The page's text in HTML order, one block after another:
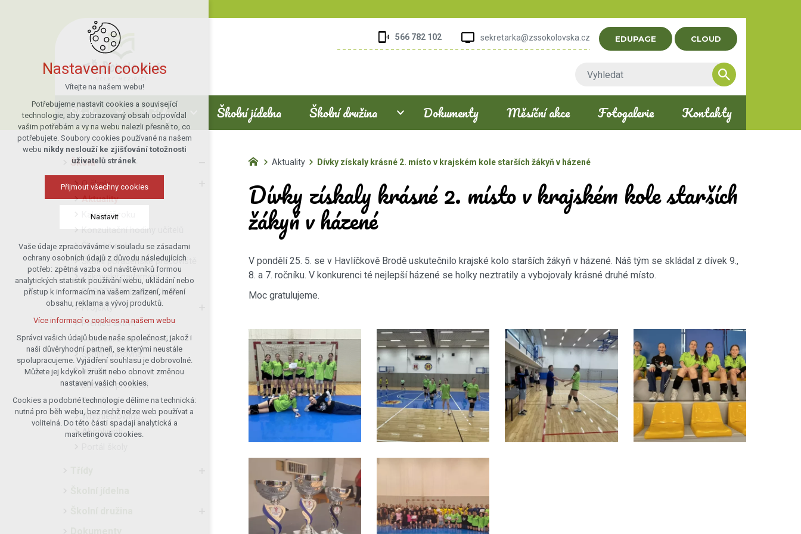
566 782 102 sekretarka@zssokolovska.cz EDUPAGE CLOUD
Škola Třídy Školní jídelna Školní družina Dokumenty Měsíční akce Fotogalerie Kontakty
Škola
O škole
Aktuality
Kalendář roku
Konzultační hodiny učitelů
Školská rada
Školní poradenské pracoviště
Žákovský parlament
ROBOTEL – Smart Class
Projekty
Přehled aktivit
Přijímací zkoušky na SŠ
Školní knihovna
Sport
Budoucí prvňáčci
Pronájmy
Whistleblowing
Absolventi
Aktuality Dívky získaly krásné 2. místo v krajském kole starších žákyň v házené
Dívky získaly krásné 2. místo v krajském kole starších
žákyň v házené
V pondělí 25. 5. se v Havlíčkově Brodě uskutečnilo krajské kolo starších žákyň v házené. Náš tým se skládal z dívek 9.,
8. a 7. ročníku. V konkurenci té nejlepší házené se holky neztratily a vybojovaly krásné druhé místo.
Moc gratulujeme.
Nastavení cookies
Vítejte na našem webu!
Potřebujeme nastavit cookies a související
technologie, aby zobrazovaný obsah odpovídal
vašim potřebám a vy na webu nalezli přesně to, co
potřebujete. Soubory cookies používané na našem
webu nikdy neslouží ke zjišťování totožnosti
uživatelů stránek.
Přijmout všechny cookies
Nastavit
Technická cookies
nutná pro provozování webu
udržení kontextu stránek (session):
případná přihlášení, volby jazyka, apod.
Volitelná cookies
analytická pro anonymizované
vyhodnocení návštěvnosti
marketingová cookies (Google)
Více informací o cookies na našem webu
Přijmout všechny cookies
Odmítnout vše
Vaše údaje zpracováváme v souladu se zásadami
ochrany osobních údajů z důvodu následujících
potřeb: zpětná vazba od návštěvníků formou
analytických statistik používání webu, ukládání nebo
přístup k informacím na vašem zařízení, měření
obsahu, reklama a vývoj produktů.
Více informací o cookies na našem webu
Správci vašich údajů bude naše společnost, jakož i
naši důvěryhodní partneři, se kterými neustále
spolupracujeme. Vyjádření souhlasu je dobrovolné.
Můžete jej kdykoli zrušit nebo obnovit změnou
nastavení vašich cookies.
Cookies a podobné technologie dělíme na technická:
nutná pro běh webu, bez nichž nelze web používat a
volitelná. Do této části spadají analytická a
marketingová cookies.